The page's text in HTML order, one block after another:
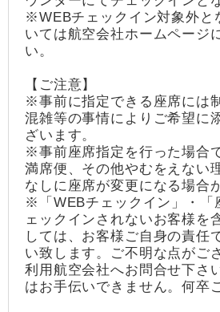
※WEBチェックイン対象外と
いては航空会社ホームページ
い。
【ご注意】
※事前に指定できる座席には
混雑等の事情によりご希望に
ざいます。
※事前座席指定を行った場合
満席便、その他やむをえない
なしに座席が変更になる場合
※「WEBチェックイン」・「
ェックインされないお客様を
しては、お客様ご自身の責任
い致します。ご不明な点がご
利用航空会社へお問合せ下さ
はお手伝いできません。何卒